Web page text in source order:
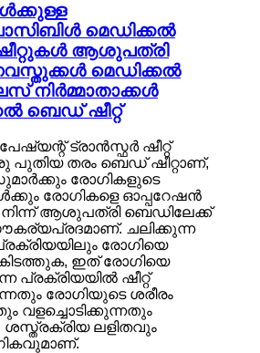
മെഡിക്കൽ
ആശുപത്രി
മെഡിക്കൽ
നിർമ്മാതാക്കൾ
ബെഡ് ഷീറ്റ്
പേഷ്യന്റ് ട്രാൻസ്ഫർ ഷീറ്റ്
പുതിയ തരം ബെഡ് ഷീറ്റാണ്,
രോഗികളുടെ
രോഗികളെ ഓപ്പറേഷൻ
ആശുപത്രി ബെഡിലേക്ക്
ചലിക്കുന്ന
രോഗിയെ
ഇത് രോഗിയെ
പ്രക്രിയയിൽ ഷീറ്റ്
രോഗിയുടെ ശരീരം
വളച്ചൊടിക്കുന്നതും
ലളിതവും